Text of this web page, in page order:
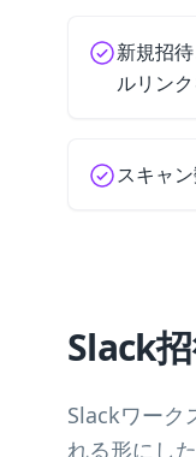
新規招
ルリン
スキャ
Slack
Slackワーク
れる形にし